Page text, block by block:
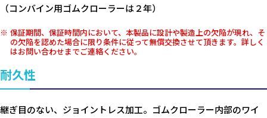
（コンバイン用ゴムクローラーは２年）
保証期間、保証時間内において、本製品に設計や製造上の欠陥が現れ、そ
の欠陥を認めた場合に限り条件に従って無償交換させて頂きます。詳しく
はお問い合わせまでご連絡ください。
耐久性
継ぎ目のない、ジョイントレス加工。ゴムクローラー内部のワイ